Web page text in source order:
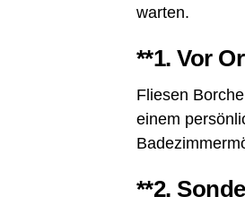
warten.
**1.Vor
Flie­sen
einem
**2.